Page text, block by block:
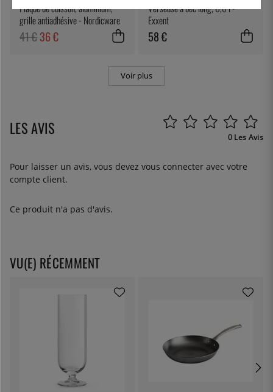
Plaque de cuisson, aluminium,
grille antiadhésive - Nordicware
41 €36 €
Verseuse à bec long, 0,6 l -
Exxent
58 €
Voir plus
LES AVIS 0 Les Avis
Pour laisser un avis, vous devez vous connecter avec votre
compte client.
Ce produit n'a pas d'avis.
VU(E) RÉCEMMENT